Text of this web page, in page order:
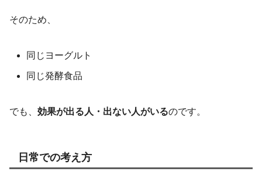
そのため、
同じヨーグルト
同じ発酵食品
でも、 効果が出る人・出ない人がいるのです。
日常での考え方